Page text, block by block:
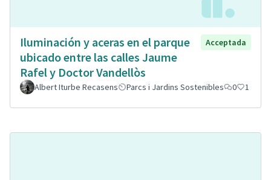
Iluminación y aceras en el parque
ubicado entre las calles Jaume
Rafel y Doctor Vandellòs
Acceptada
Albert Iturbe Recasens Parcs i Jardins Sostenibles 0 1